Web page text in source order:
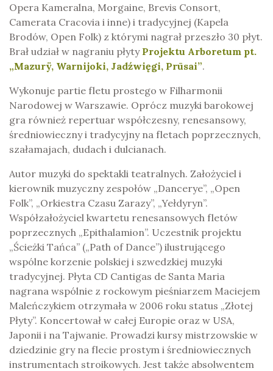
Opera Kameralna, Morgaine, Brevis Consort,
Camerata Cracovia i inne) i tradycyjnej (Kapela
Brodów, Open Folk) z którymi nagrał przeszło 30 płyt.
Brał udział w nagraniu płyty Projektu Arboretum pt.
„Mazurÿ, Warnijoki, Jadźwięgi, Prūsai”.
Wykonuje partie fletu prostego w Filharmonii
Narodowej w Warszawie. Oprócz muzyki barokowej
gra również repertuar współczesny, renesansowy,
średniowieczny i tradycyjny na fletach poprzecznych,
szałamajach, dudach i dulcianach.
Autor muzyki do spektakli teatralnych. Założyciel i
kierownik muzyczny zespołów „Dancerye”, „Open
Folk”, „Orkiestra Czasu Zarazy”, „Yełdyryn”.
Współzałożyciel kwartetu renesansowych fletów
poprzecznych „Epithalamion”. Uczestnik projektu
„Ścieżki Tańca” („Path of Dance”) ilustrującego
wspólne korzenie polskiej i szwedzkiej muzyki
tradycyjnej. Płyta CD Cantigas de Santa Maria
nagrana wspólnie z rockowym pieśniarzem Maciejem
Maleńczykiem otrzymała w 2006 roku status „Złotej
Płyty”. Koncertował w całej Europie oraz w USA,
Japonii i na Tajwanie. Prowadzi kursy mistrzowskie w
dziedzinie gry na flecie prostym i średniowiecznych
instrumentach stroikowych. Jest także absolwentem